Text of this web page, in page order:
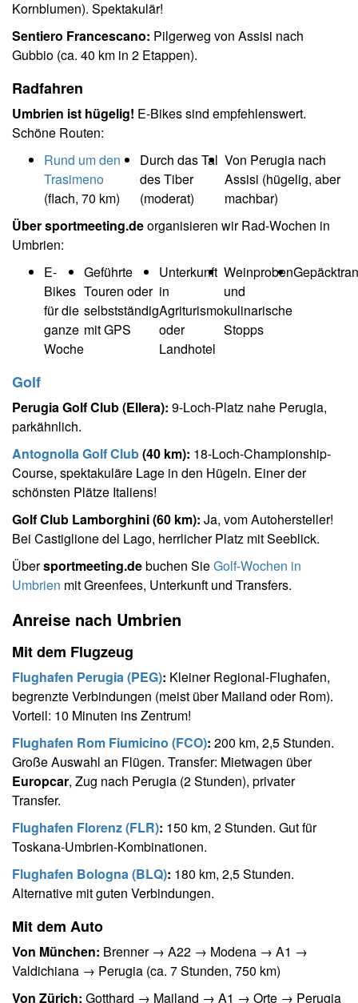
Kornblumen). Spektakulär!
Sentiero Francescano: Pilgerweg von Assisi nach
Gubbio (ca. 40 km in 2 Etappen).
Radfahren
Umbrien ist hügelig! E-Bikes sind empfehlenswert.
Schöne Routen:
Rund um den
Trasimeno
(flach, 70 km)
Durch das Tal
des Tiber
(moderat)
Von Perugia nach
Assisi (hügelig, aber
machbar)
Über sportmeeting.deorganisieren wir Rad-Wochen in
Umbrien:
E-
Bikes
für die
ganze
Woche
Geführte
Touren oder
selbstständig
mit GPS
Unterkunft
in
Agriturismo
oder
Landhotel
Weinproben
und
kulinarische
Stopps
Golf
Perugia Golf Club (Ellera): 9-Loch-Platz nahe Perugia,
parkähnlich.
Antognolla Golf Club(40 km): 18-Loch-Championship-
Course, spektakuläre Lage in den Hügeln. Einer der
schönsten Plätze Italiens!
Golf Club Lamborghini (60 km): Ja, vom Autohersteller!
Bei Castiglione del Lago, herrlicher Platz mit Seeblick.
Übersportmeeting.debuchen SieGolf-Wochen in
Umbrien mit Greenfees, Unterkunft und Transfers.
Anreise nach Umbrien
Mit dem Flugzeug
Flughafen Perugia (PEG): Kleiner Regional-Flughafen,
begrenzte Verbindungen (meist über Mailand oder Rom).
Vorteil: 10 Minuten ins Zentrum!
Flughafen Rom Fiumicino (FCO): 200 km, 2,5 Stunden.
Große Auswahl an Flügen. Transfer: Mietwagen über
Europcar, Zug nach Perugia (2 Stunden), privater
Transfer.
Flughafen Florenz (FLR): 150 km, 2 Stunden. Gut für
Toskana-Umbrien-Kombinationen.
Flughafen Bologna (BLQ): 180 km, 2,5 Stunden.
Alternative mit guten Verbindungen.
Mit dem Auto
Von München: Brenner → A22 → Modena → A1 →
Valdichiana → Perugia (ca. 7 Stunden, 750 km)
Von Zürich: Gotthard → Mailand → A1 → Orte → Perugia